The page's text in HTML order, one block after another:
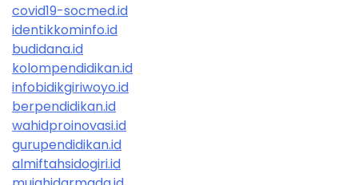
covid19-socmed.id
identikkominfo.id
budidana.id
kolompendidikan.id
infobidikgiriwoyo.id
berpendidikan.id
wahidproinovasi.id
gurupendidikan.id
almiftahsidogiri.id